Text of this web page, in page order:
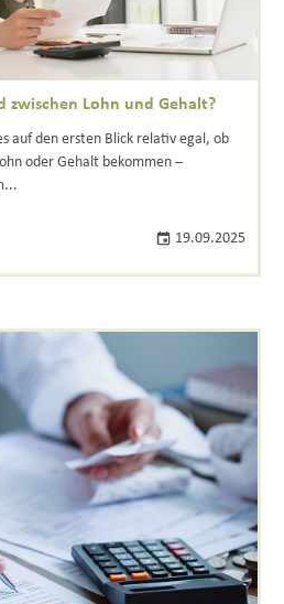
zwischen Lohn und Gehalt?
auf den ersten Blick relativ egal, ob
oder Gehalt bekommen –
19.09.2025